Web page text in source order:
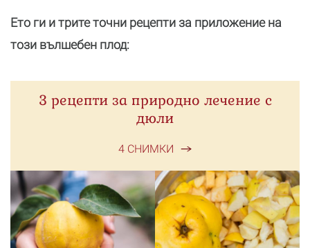
Ето ги и трите точни рецепти за приложение на
този вълшебен плод:
3 рецепти за природно лечение с
дюли
4 СНИМКИ